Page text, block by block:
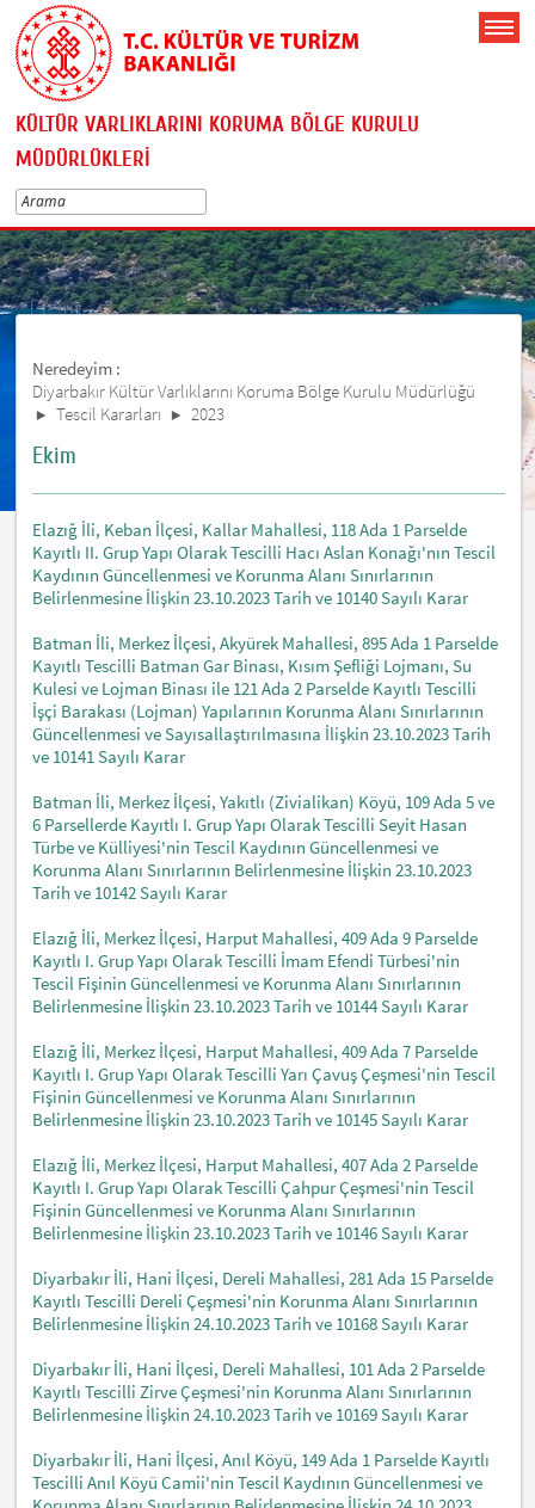
KÜLTÜR VARLIKLARINI KORUMA BÖLGE KURULU
MÜDÜRLÜKLERİ
Neredeyim :
Diyarbakır Kültür Varlıklarını Koruma Bölge Kurulu Müdürlüğü
Tescil Kararları
2023
Ekim
Elazığ İli, Keban İlçesi, Kallar Mahallesi, 118 Ada 1 Parselde
Kayıtlı II. Grup Yapı Olarak Tescilli Hacı Aslan Konağı'nın Tescil
Kaydının Güncellenmesi ve Korunma Alanı Sınırlarının
Belirlenmesine İlişkin 23.10.2023 Tarih ve 10140 Sayılı Karar
Batman İli, Merkez İlçesi, Akyürek Mahallesi, 895 Ada 1 Parselde
Kayıtlı Tescilli Batman Gar Binası, Kısım Şefliği Lojmanı, Su
Kulesi ve Lojman Binası ile 121 Ada 2 Parselde Kayıtlı Tescilli
İşçi Barakası (Lojman) Yapılarının Korunma Alanı Sınırlarının
Güncellenmesi ve Sayısallaştırılmasına İlişkin 23.10.2023 Tarih
ve 10141 Sayılı Karar
Batman İli, Merkez İlçesi, Yakıtlı (Zivialikan) Köyü, 109 Ada 5 ve
6 Parsellerde Kayıtlı I. Grup Yapı Olarak Tescilli Seyit Hasan
Türbe ve Külliyesi'nin Tescil Kaydının Güncellenmesi ve
Korunma Alanı Sınırlarının Belirlenmesine İlişkin 23.10.2023
Tarih ve 10142 Sayılı Karar
Elazığ İli, Merkez İlçesi, Harput Mahallesi, 409 Ada 9 Parselde
Kayıtlı I. Grup Yapı Olarak Tescilli İmam Efendi Türbesi'nin
Tescil Fişinin Güncellenmesi ve Korunma Alanı Sınırlarının
Belirlenmesine İlişkin 23.10.2023 Tarih ve 10144 Sayılı Karar
Elazığ İli, Merkez İlçesi, Harput Mahallesi, 409 Ada 7 Parselde
Kayıtlı I. Grup Yapı Olarak Tescilli Yarı Çavuş Çeşmesi'nin Tescil
Fişinin Güncellenmesi ve Korunma Alanı Sınırlarının
Belirlenmesine İlişkin 23.10.2023 Tarih ve 10145 Sayılı Karar
Elazığ İli, Merkez İlçesi, Harput Mahallesi, 407 Ada 2 Parselde
Kayıtlı I. Grup Yapı Olarak Tescilli Çahpur Çeşmesi'nin Tescil
Fişinin Güncellenmesi ve Korunma Alanı Sınırlarının
Belirlenmesine İlişkin 23.10.2023 Tarih ve 10146 Sayılı Karar
Diyarbakır İli, Hani İlçesi, Dereli Mahallesi, 281 Ada 15 Parselde
Kayıtlı Tescilli Dereli Çeşmesi'nin Korunma Alanı Sınırlarının
Belirlenmesine İlişkin 24.10.2023 Tarih ve 10168 Sayılı Karar
Diyarbakır İli, Hani İlçesi, Dereli Mahallesi, 101 Ada 2 Parselde
Kayıtlı Tescilli Zirve Çeşmesi'nin Korunma Alanı Sınırlarının
Belirlenmesine İlişkin 24.10.2023 Tarih ve 10169 Sayılı Karar
Diyarbakır İli, Hani İlçesi, Anıl Köyü, 149 Ada 1 Parselde Kayıtlı
Tescilli Anıl Köyü Camii'nin Tescil Kaydının Güncellenmesi ve